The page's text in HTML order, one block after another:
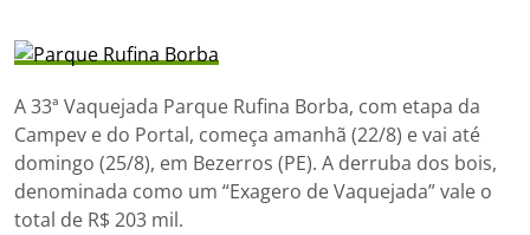
A 33ª Vaquejada Parque Rufina Borba, com etapa da
Campev e do Portal, começa amanhã (22/8) e vai até
domingo (25/8), em Bezerros (PE). A derruba dos bois,
denominada como um “Exagero de Vaquejada” vale o
total de R$ 203 mil.